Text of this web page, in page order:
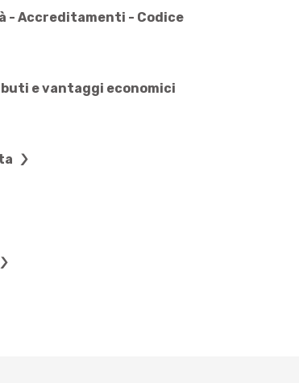
- Accreditamenti - Codice
e vantaggi economici